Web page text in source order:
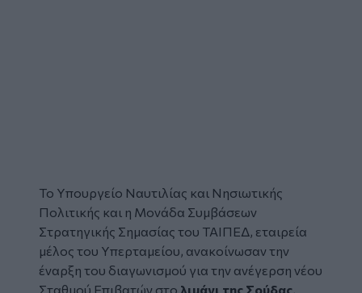
Το Υπουργείο Ναυτιλίας και Νησιωτικής
Πολιτικής και η Μονάδα Συμβάσεων
Στρατηγικής Σημασίας του ΤΑΙΠΕΔ, εταιρεία
μέλος του Υπερταμείου, ανακοίνωσαν την
έναρξη του διαγωνισμού για την ανέγερση νέου
Σταθμού Επιβατών στο λιμάνι της Σούδας,